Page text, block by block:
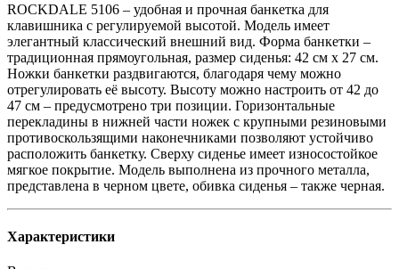
ROCKDALE 5106 – удобная и прочная банкетка для
клавишника с регулируемой высотой. Модель имеет
элегантный классический внешний вид. Форма банкетки –
традиционная прямоугольная, размер сиденья: 42 см х 27 см.
Ножки банкетки раздвигаются, благодаря чему можно
отрегулировать её высоту. Высоту можно настроить от 42 до
47 см – предусмотрено три позиции. Горизонтальные
перекладины в нижней части ножек с крупными резиновыми
противоскользящими наконечниками позволяют устойчиво
расположить банкетку. Сверху сиденье имеет износостойкое
мягкое покрытие. Модель выполнена из прочного металла,
представлена в черном цвете, обивка сиденья – также черная.
Характеристики